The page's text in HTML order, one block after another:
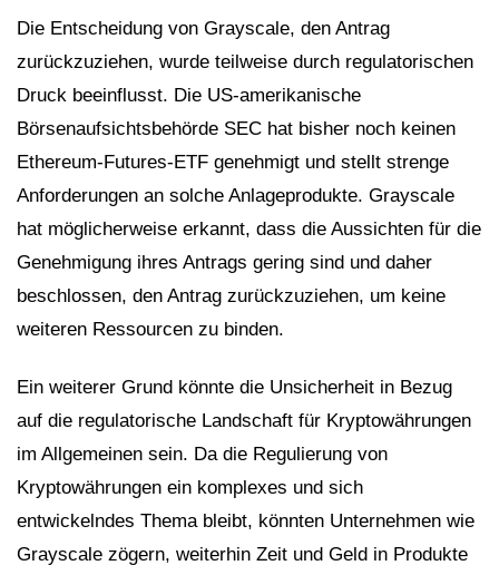
Die Entscheidung von Grayscale, den Antrag
zurückzuziehen, wurde teilweise durch regulatorischen
Druck beeinflusst. Die US-amerikanische
Börsenaufsichtsbehörde SEC hat bisher noch keinen
Ethereum-Futures-ETF genehmigt und stellt strenge
Anforderungen an solche Anlageprodukte. Grayscale
hat möglicherweise erkannt, dass die Aussichten für die
Genehmigung ihres Antrags gering sind und daher
beschlossen, den Antrag zurückzuziehen, um keine
weiteren Ressourcen zu binden.
Ein weiterer Grund könnte die Unsicherheit in Bezug
auf die regulatorische Landschaft für Kryptowährungen
im Allgemeinen sein. Da die Regulierung von
Kryptowährungen ein komplexes und sich
entwickelndes Thema bleibt, könnten Unternehmen wie
Grayscale zögern, weiterhin Zeit und Geld in Produkte